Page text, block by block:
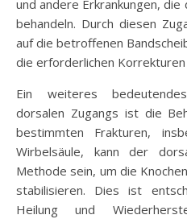
und andere Erkrankungen,
behandeln. Durch diesen
auf die betroffenen
die erforderlichen
Ein weiteres
dorsalen Zugangs ist die
bestimmten Frakturen,
Wirbelsäule, kann der
Methode sein, um die
stabilisieren. Dies ist
Heilung und